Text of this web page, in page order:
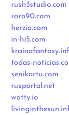
rush3studio.com
roro90.com
herzio.com
in-hi5.com
todas-
senikartu.com
rusportal.net
watty.io